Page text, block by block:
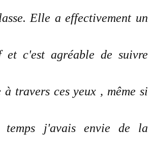
Elle a effectivement un
c'est agréable de suivre
à travers ces yeux , même si
temps j'avais envie de la